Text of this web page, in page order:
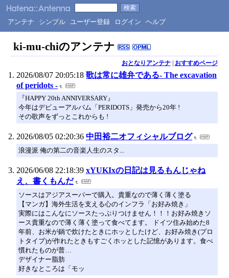
アンテナ シンプル ユーザー登録 ログイン ヘルプ
ki-mu-chiのアンテナ
おとなりアンテナ| おすすめページ
2026/08/07 20:05:18 歌は常に雄弁である- The excavation
of peridots -
『HAPPY 20th ANNIVERSARY』
今年はデビューアルバム「PERIDOTS」発売から20年 !
その歌声をずっとこれからも !
2026/08/05 02:20:36 中田裕二オフィシャルブログ
浪漫派 俺の第二の音楽人生のスタ...
2026/06/08 22:18:39 xYUKIxの日記は見るもんじゃね
え、書くもんだ
ソースはアジアスーパーで購入。貴重なので薄く薄く塗る
【マンガ】海外生活を支える心のインフラ「お好み焼き」
実際にはこんなにソースたっぷりつけません！！！お好み焼きソ
ース貴重なので薄く薄く塗って食べてます。 ドイツ住み始めた8
年前、お米が鍋で炊けたときにホッとしたけど、お好み焼き(プロ
トタイプ)が作れたときもすごくホッとした記憶があります。食べ
慣れたものが普…
デザイナー脂肪
好きなところは「モッ